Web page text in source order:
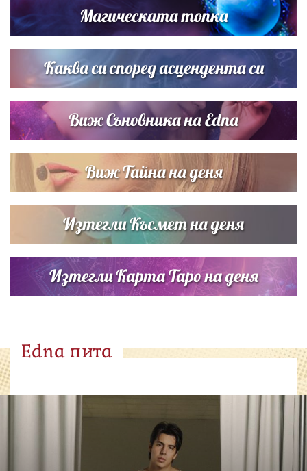
Магическата топка
Каква си според асцендента си
Виж Съновника на Edna
Виж Тайна на деня
Изтегли Късмет на деня
Изтегли Карта Таро на деня
Edna пита